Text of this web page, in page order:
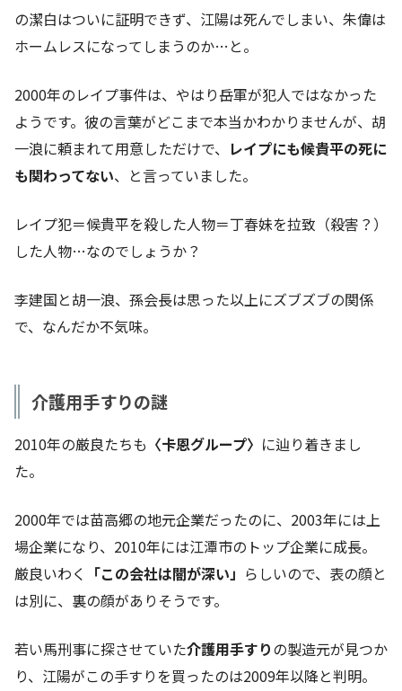
の潔白はついに証明できず、江陽は死んでしまい、朱偉は
ホームレスになってしまうのか…と。
2000年のレイプ事件は、やはり岳軍が犯人ではなかった
ようです。彼の言葉がどこまで本当かわかりませんが、胡
一浪に頼まれて用意しただけで、 レイプにも候貴平の死に
も関わってない、と言っていました。
レイプ犯＝候貴平を殺した人物＝丁春妹を拉致（殺害？）
した人物…なのでしょうか？
李建国と胡一浪、孫会長は思った以上にズブズブの関係
で、なんだか不気味。
介護用手すりの謎
2010年の厳良たちも 〈卡恩グループ〉 に辿り着きまし
た。
2000年では苗高郷の地元企業だったのに、2003年には上
場企業になり、2010年には江潭市のトップ企業に成長。
厳良いわく 「この会社は闇が深い」 らしいので、表の顔と
は別に、裏の顔がありそうです。
若い馬刑事に探させていた介護用手すりの製造元が見つか
り、江陽がこの手すりを買ったのは2009年以降と判明。